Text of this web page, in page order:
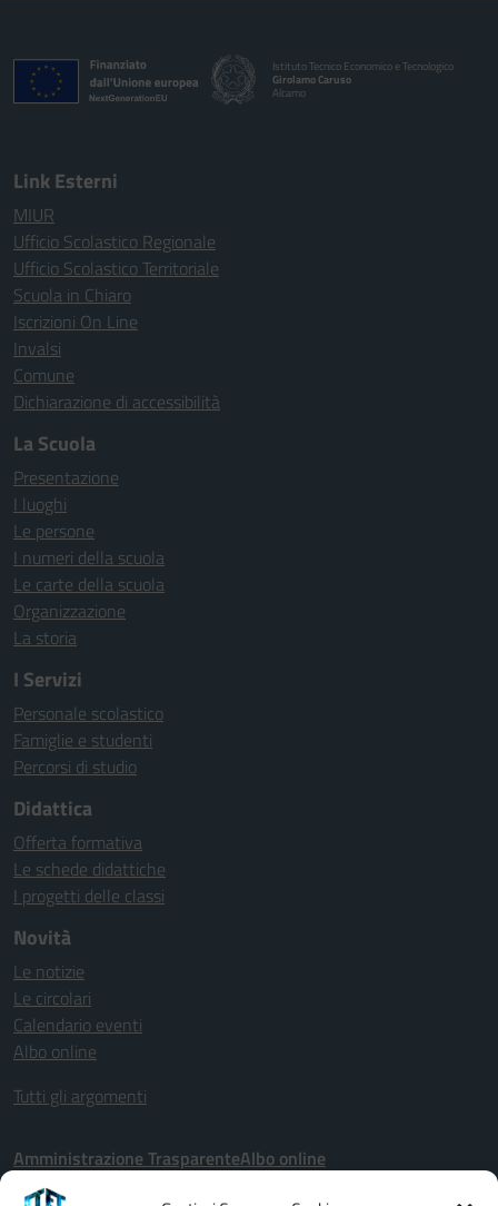
Istituto Tecnico Economico e Tecnologico
Girolamo Caruso
Alcamo
Link Esterni
MIUR
Ufficio Scolastico Regionale
Ufficio Scolastico Territoriale
Scuola in Chiaro
Iscrizioni On Line
Invalsi
Comune
Dichiarazione di accessibilità
La Scuola
Presentazione
I luoghi
Le persone
I numeri della scuola
Le carte della scuola
Organizzazione
La storia
I Servizi
Personale scolastico
Famiglie e studenti
Percorsi di studio
Didattica
Offerta formativa
Le schede didattiche
I progetti delle classi
Novità
Le notizie
Le circolari
Calendario eventi
Albo online
Tutti gli argomenti
Amministrazione TrasparenteAlbo online
Dichiarazione di accessibilità